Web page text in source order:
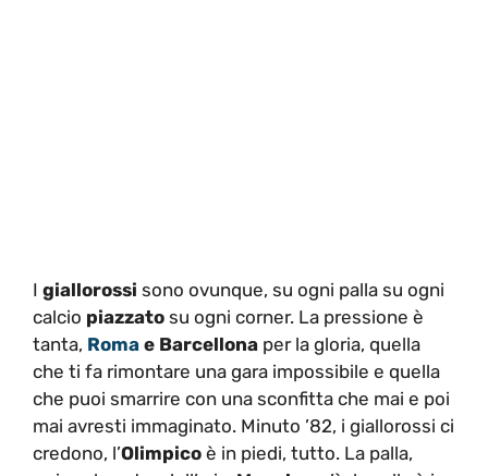
I giallorossi sono ovunque, su ogni palla su ogni
calcio piazzato su ogni corner. La pressione è
tanta, Roma e Barcellona per la gloria, quella
che ti fa rimontare una gara impossibile e quella
che puoi smarrire con una sconfitta che mai e poi
mai avresti immaginato. Minuto ’82, i giallorossi ci
credono, l’Olimpico è in piedi, tutto. La palla,